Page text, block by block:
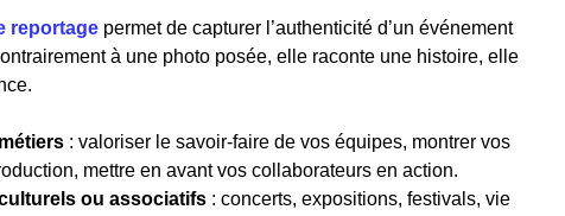
reportage permet de capturer l’authenticité d’un événement
à une photo posée, elle raconte une histoire, elle
: valoriser le savoir-faire de vos équipes, montrer vos
mettre en avant vos collaborateurs en action.
ou associatifs : concerts, expositions, festivals, vie